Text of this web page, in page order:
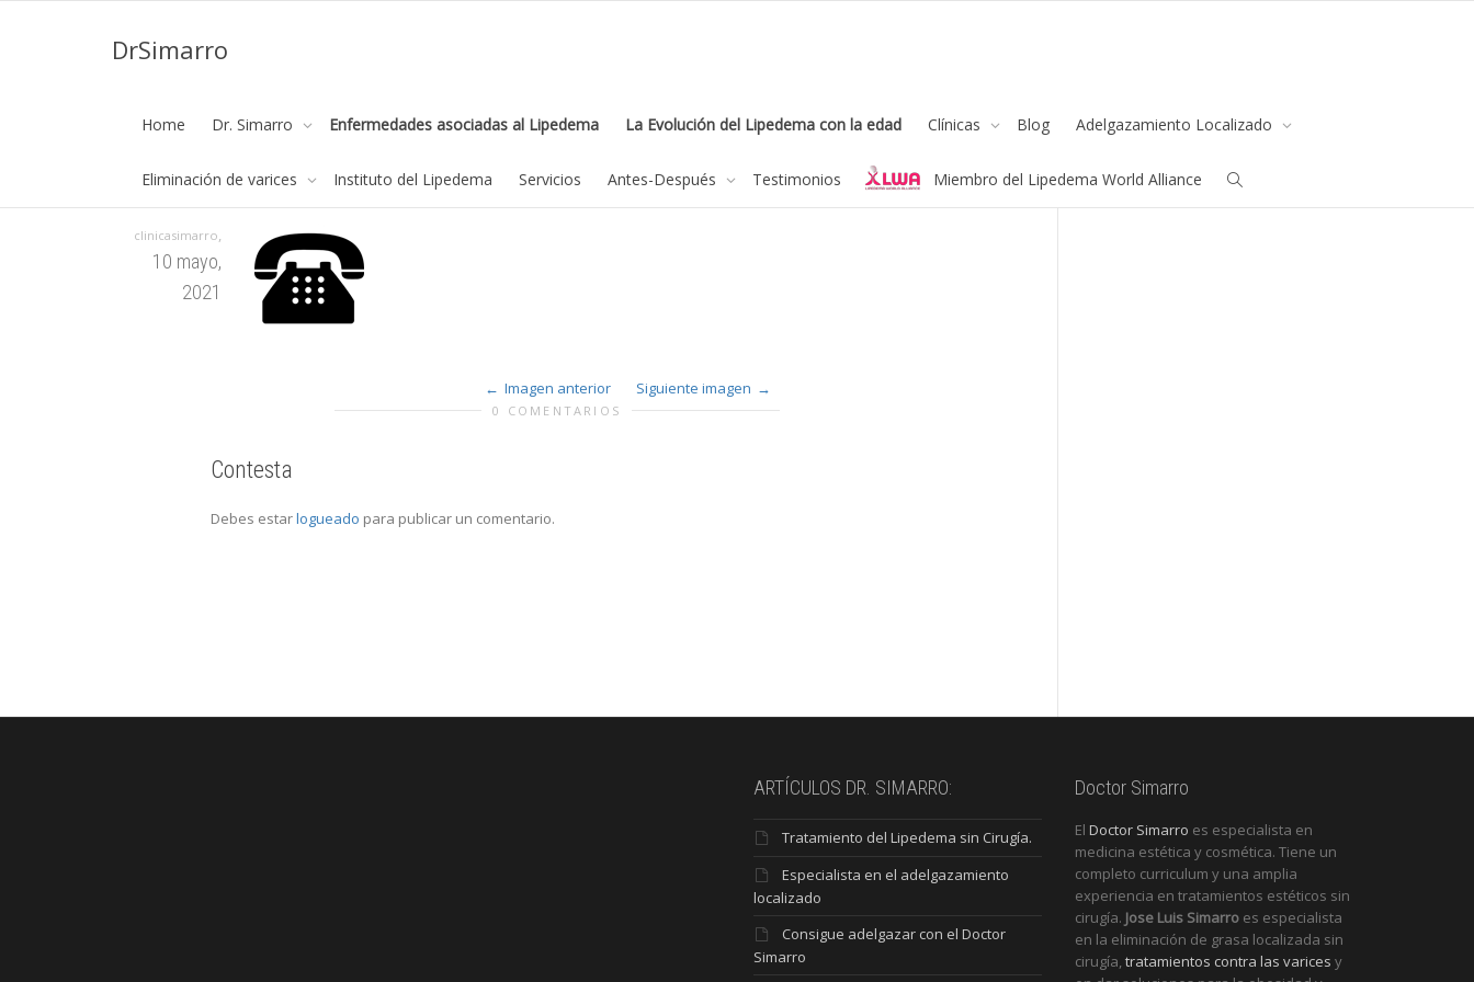
DrSimarro
Home Dr. Simarro Enfermedades asociadas al Lipedema La Evolución del Lipedema con la edad Clínicas Blog Adelgazamiento Localizado
Eliminación de varices Instituto del Lipedema Servicios Antes-Después Testimonios Miembro del Lipedema World Alliance
telefono
clinicasimarro,
10 mayo,
2021
Imagen anterior Siguiente imagen
0 COMENTARIOS
Contesta
Debes estarlogueado para publicar un comentario.
ARTÍCULOS DR. SIMARRO:
Tratamiento del Lipedema sin Cirugía.
Especialista en el adelgazamiento
localizado
Consigue adelgazar con el Doctor
Simarro
Doctor Simarro
El Doctor Simarro es especialista en
medicina estética y cosmética. Tiene un
completo curriculum y una amplia
experiencia en tratamientos estéticos sin
cirugía. Jose Luis Simarroes especialista
en la eliminación de grasa localizada sin
cirugía,tratamientos contra las varices y